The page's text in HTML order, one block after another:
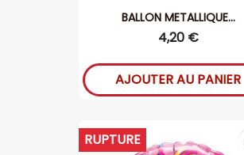
BALLON METALLIQUE...
4,20 €
AJOUTER AU PANIER
RUPTURE